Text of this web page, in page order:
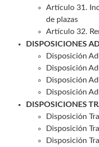
Artículo 31.
de plazas
Artículo 32.
DISPOSICIONES
Disposición
Disposición
Disposición
Disposición
DISPOSICIONES
Disposición
Disposición
Disposición